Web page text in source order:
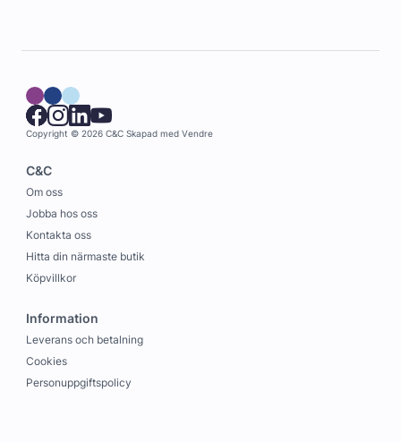
Copyright © 2026 C&C Skapad med Vendre
C&C
Om oss
Jobba hos oss
Kontakta oss
Hitta din närmaste butik
Köpvillkor
Information
Leverans och betalning
Cookies
Personuppgiftspolicy